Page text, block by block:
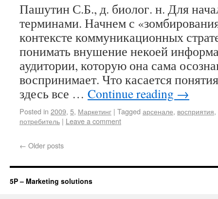
Пашутин С.Б., д. биолог. н. Для
терминами. Начнем с
контексте коммуникационных
понимать внушение некоей
аудитории, которую она сама
воспринимает. Что касается
здесь все … Continue reading →
Posted in 2009, 5, Маркетинг | Tagged арсенале, восприятия,
потребитель | Leave a comment
← Older posts
5P – Marketing solutions